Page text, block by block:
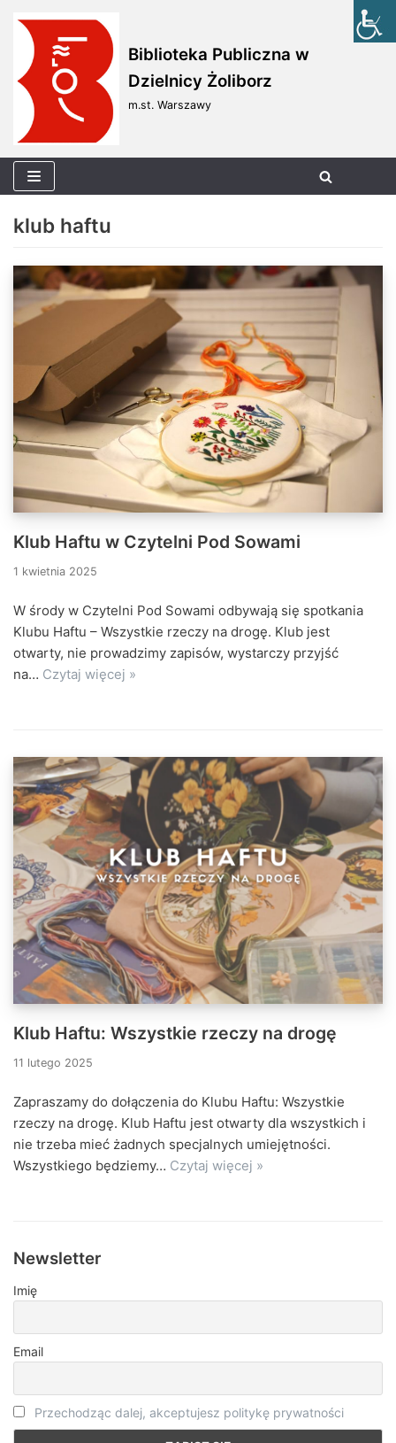
Skocz
do
treści
Biblioteka Publiczna w
Dzielnicy Żoliborz
m.st. Warszawy
klub haftu
Klub Haftu w Czytelni Pod Sowami
1 kwietnia 2025
W środy w Czytelni Pod Sowami odbywają się spotkania
Klubu Haftu – Wszystkie rzeczy na drogę. Klub jest
otwarty, nie prowadzimy zapisów, wystarczy przyjść
na… Czytaj więcej »
Klub Haftu: Wszystkie rzeczy na drogę
11 lutego 2025
Zapraszamy do dołączenia do Klubu Haftu: Wszystkie
rzeczy na drogę. Klub Haftu jest otwarty dla wszystkich i
nie trzeba mieć żadnych specjalnych umiejętności.
Wszystkiego będziemy… Czytaj więcej »
Newsletter
Imię
Email
Przechodząc dalej, akceptujesz politykę prywatności